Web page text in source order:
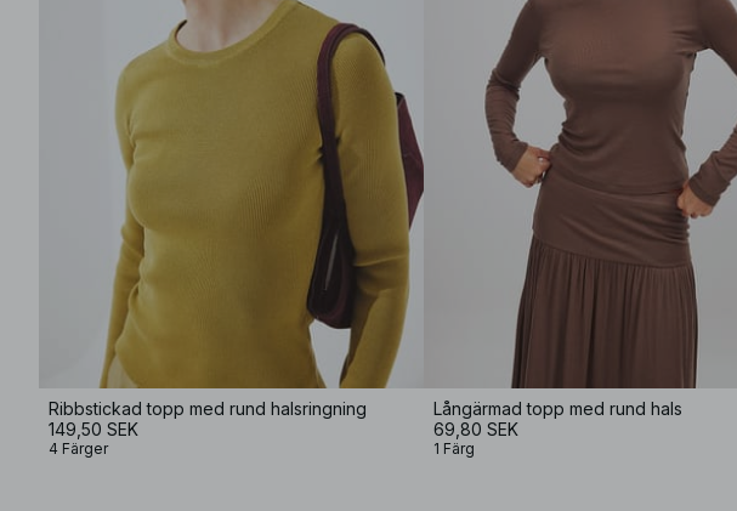
Ribbstickad topp med rund halsringning
149,50 SEK
4 Färger
Långärmad topp med rund hals
69,80 SEK
1 Färg